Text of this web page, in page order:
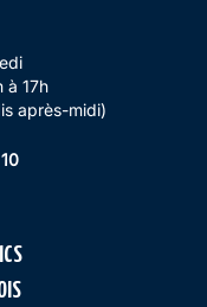
à 17h
après-midi)